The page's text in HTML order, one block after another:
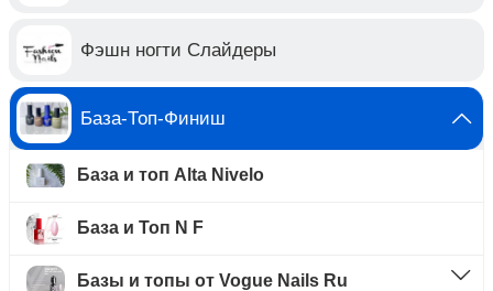
Фэшн ногти Слайдеры
База-Топ-Финиш
База и топ Alta Nivelo
База и Топ N F
Базы и топы от Vogue Nails Ru